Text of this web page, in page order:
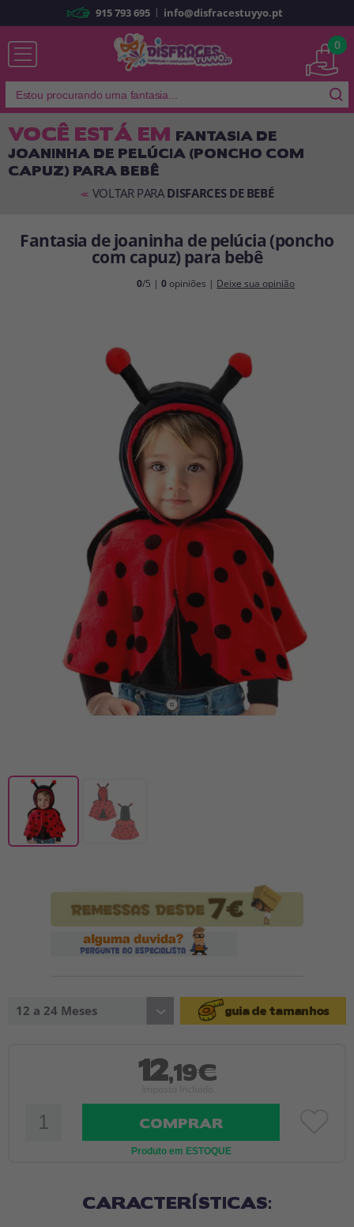
Já sou cliente
Lembrar-me Esqueceu sua senha?
ENTRAR
É a minha primeira vez
Sou novo
Vá em frente! Estávamos esperando por você.
CRIAR CONTA
915 793 695 | info@disfracestuyyo.pt
0
VOCÊ ESTÁ EM FANTASIA DE
JOANINHA DE PELÚCIA (PONCHO COM
CAPUZ) PARA BEBÊ
<< VOLTAR PARA DISFARCES DE BEBÉ
Fantasia de joaninha de pelúcia (poncho
com capuz) para bebê
0/5 |0 opiniões | Deixe sua opinião
12 a 24 Meses guia de tamanhos
12,19€
COMPRAR
Produto em ESTOQUE
CARACTERÍSTICAS: